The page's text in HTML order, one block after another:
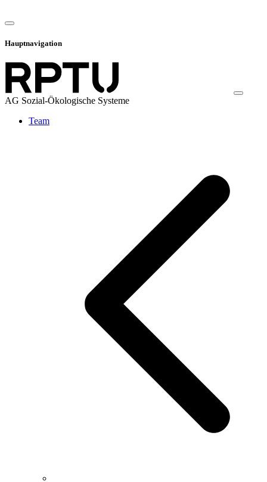
Hauptnavigation
AG Sozial-Ökologische Systeme
Team